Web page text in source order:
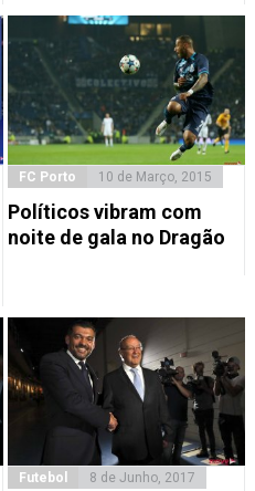
FC Porto 10 de Março, 2015
Políticos vibram com
noite de gala no Dragão
Futebol 8 de Junho, 2017